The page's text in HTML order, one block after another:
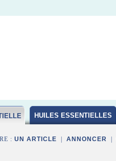
HUILES ESSENTIELLES
: UN ARTICLE ANNONCER